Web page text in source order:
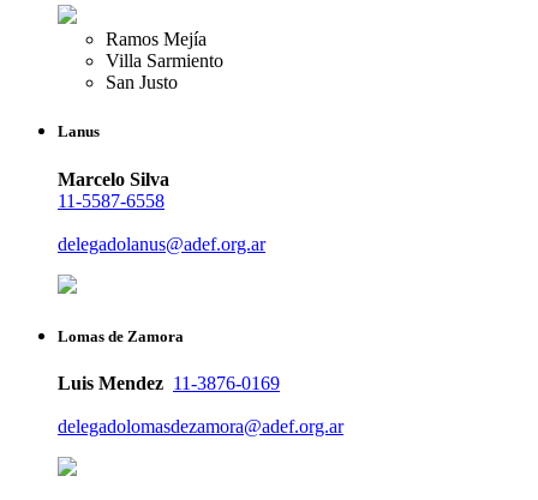
Ramos Mejía
Villa Sarmiento
San Justo
Lanus
Marcelo Silva
11-5587-6558
delegadolanus@adef.org.ar
Lomas de Zamora
Luis Mendez 11-3876-0169
delegadolomasdezamora@adef.org.ar